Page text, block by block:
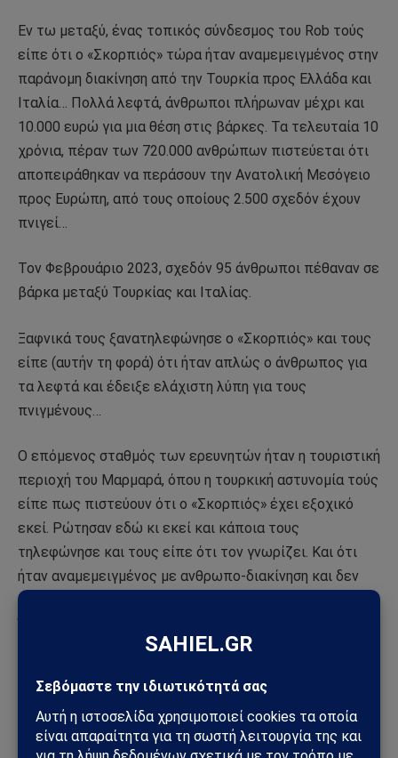
Εν τω μεταξύ, ένας τοπικός σύνδεσμος του Rob τούς
είπε ότι ο «Σκορπιός» τώρα ήταν αναμεμειγμένος στην
παράνομη διακίνηση από την Τουρκία προς Ελλάδα και
Ιταλία… Πολλά λεφτά, άνθρωποι πλήρωναν μέχρι και
10.000 ευρώ για μια θέση στις βάρκες. Τα τελευταία 10
χρόνια, πέραν των 720.000 ανθρώπων πιστεύεται ότι
αποπειράθηκαν να περάσουν την Ανατολική Μεσόγειο
προς Ευρώπη, από τους οποίους 2.500 σχεδόν έχουν
πνιγεί…
Τον Φεβρουάριο 2023, σχεδόν 95 άνθρωποι πέθαναν σε
βάρκα μεταξύ Τουρκίας και Ιταλίας.
Ξαφνικά τους ξανατηλεφώνησε ο «Σκορπιός» και τους
είπε (αυτήν τη φορά) ότι ήταν απλώς ο άνθρωπος για
τα λεφτά και έδειξε ελάχιστη λύπη για τους
πνιγμένους…
Ο επόμενος σταθμός των ερευνητών ήταν η τουριστική
περιοχή του Μαρμαρά, όπου η τουρκική αστυνομία τούς
είπε πως πιστεύουν ότι ο «Σκορπιός» έχει εξοχικό
εκεί. Ρώτησαν εδώ κι εκεί και κάποια τους
τηλεφώνησε και τους είπε ότι τον γνωρίζει. Και ότι
ήταν αναμεμειγμένος με ανθρωπο-διακίνηση και δεν
τον ενδιέφερε η τύχη των ανθρώπων, αλλά τα λεφτά.
αν και κάποιος τής είπε ότι μπορεί να είναι στο Ιράκ. Η
σύνδεσμο, ο οποίος τους είπε πως τον είδε στη
Sulaymaniyah, στην κουρδική περιοχή του Ιράκ….